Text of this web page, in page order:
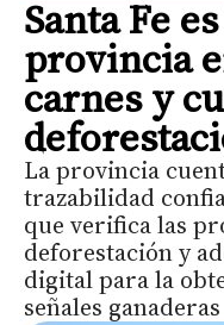
Santa Fe
provincia
carnes y
La provincia
trazabilidad
que verifica las
deforestación y
digital para la
señales ganaderas